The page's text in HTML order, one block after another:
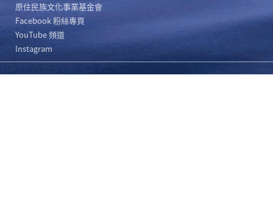
原住民族文化事業基金會
Facebook 粉絲專頁
YouTube 頻道
Instagram